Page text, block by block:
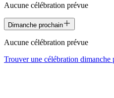
Aucune célébration prévue
Dimanche prochain
Aucune célébration prévue
Trouver une célébration dimanche